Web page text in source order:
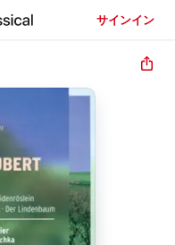
サインイン